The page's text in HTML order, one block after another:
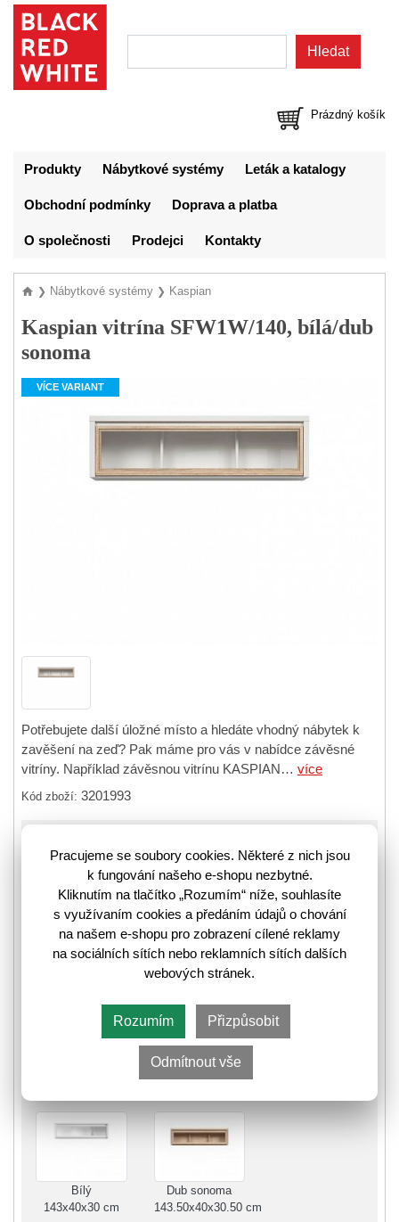
Prázdný košík
Produkty Nábytkové systémy Leták a katalogy
Obchodní podmínky Doprava a platba
O společnosti Prodejci Kontakty
❯ Nábytkové systémy ❯ Kaspian
Kaspian vitrína SFW1W/140, bílá/dub
sonoma
VÍCE VARIANT
Potřebujete další úložné místo a hledáte vhodný nábytek k
zavěšení na zeď? Pak máme pro vás v nabídce závěsné
vitríny. Například závěsnou vitrínu KASPIAN… více
Kód zboží: 3201993
Informace k odeslání zboží
🛈5 714,- 4 500,-
Do košíku
Bílý
143x40x30 cm
Dub sonoma
143.50x40x30.50 cm
Pracujeme se soubory cookies. Některé z nich jsou
k fungování našeho e-shopu nezbytné.
Kliknutím na tlačítko „Rozumím“ níže, souhlasíte
s využívaním cookies a předáním údajů o chování
na našem e-shopu pro zobrazení cílené reklamy
na sociálních sítích nebo reklamních sítích dalších
webových stránek.
Rozumím Přizpůsobit
Odmítnout vše